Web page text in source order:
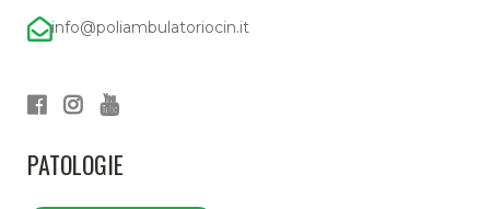
info@poliambulatoriocin.it
PATOLOGIE